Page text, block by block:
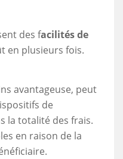
des facilités de
en plusieurs fois.
avantageuse, peut
de
la totalité des frais.
en raison de la